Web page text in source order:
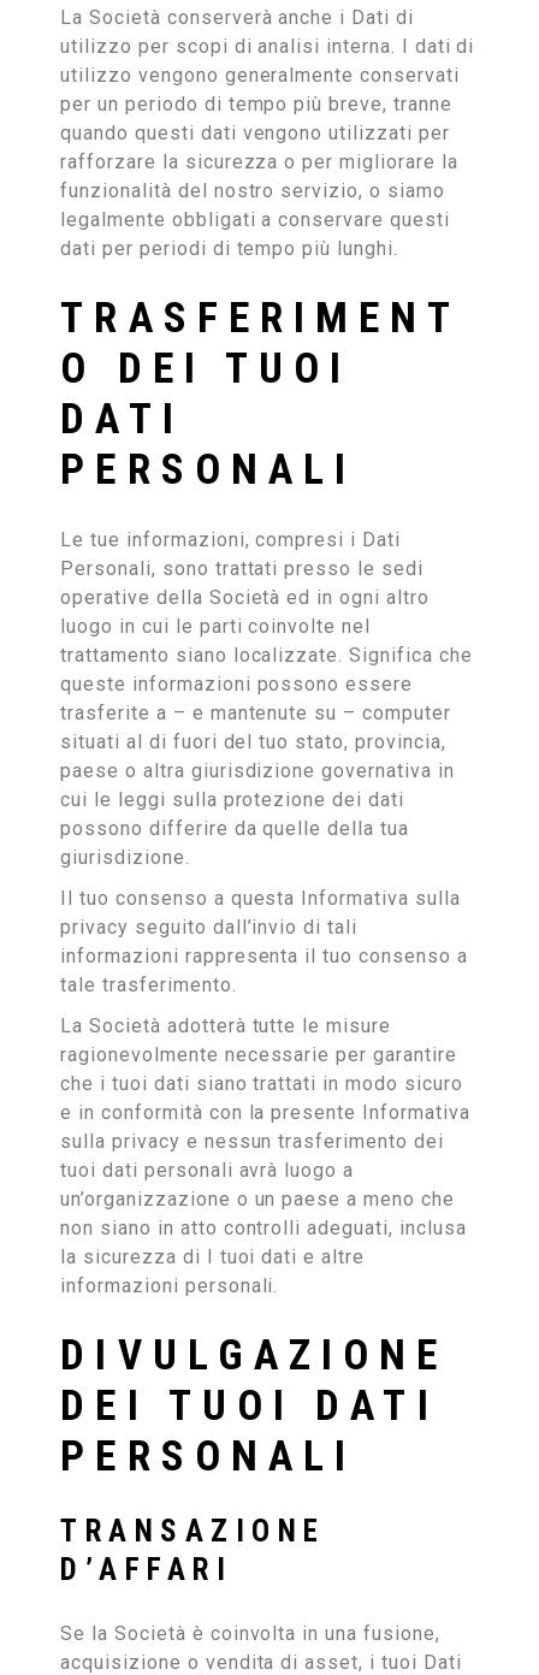
La Società conserverà anche i Dati di
utilizzo per scopi di analisi interna. I dati di
utilizzo vengono generalmente conservati
per un periodo di tempo più breve, tranne
quando questi dati vengono utilizzati per
rafforzare la sicurezza o per migliorare la
funzionalità del nostro servizio, o siamo
legalmente obbligati a conservare questi
dati per periodi di tempo più lunghi.
TRASFERIMENT
O DEI TUOI
DATI
PERSONALI
Le tue informazioni, compresi i Dati
Personali, sono trattati presso le sedi
operative della Società ed in ogni altro
luogo in cui le parti coinvolte nel
trattamento siano localizzate. Significa che
queste informazioni possono essere
trasferite a – e mantenute su – computer
situati al di fuori del tuo stato, provincia,
paese o altra giurisdizione governativa in
cui le leggi sulla protezione dei dati
possono differire da quelle della tua
giurisdizione.
Il tuo consenso a questa Informativa sulla
privacy seguito dall’invio di tali
informazioni rappresenta il tuo consenso a
tale trasferimento.
La Società adotterà tutte le misure
ragionevolmente necessarie per garantire
che i tuoi dati siano trattati in modo sicuro
e in conformità con la presente Informativa
sulla privacy e nessun trasferimento dei
tuoi dati personali avrà luogo a
un’organizzazione o un paese a meno che
non siano in atto controlli adeguati, inclusa
la sicurezza di I tuoi dati e altre
informazioni personali.
DIVULGAZIONE
DEI TUOI DATI
PERSONALI
TRANSAZIONE
D’AFFARI
Se la Società è coinvolta in una fusione,
acquisizione o vendita di asset, i tuoi Dati